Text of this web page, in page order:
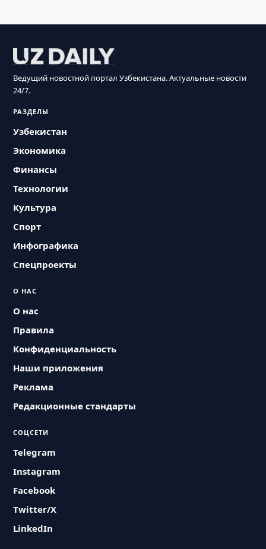
Ведущий новостной портал Узбекистана. Актуальные новости
24/7.
РАЗДЕЛЫ
Узбекистан
Экономика
Финансы
Технологии
Культура
Спорт
Инфографика
Спецпроекты
О НАС
О нас
Правила
Конфиденциальность
Наши приложения
Реклама
Редакционные стандарты
СОЦСЕТИ
Telegram
Instagram
Facebook
Twitter/X
LinkedIn